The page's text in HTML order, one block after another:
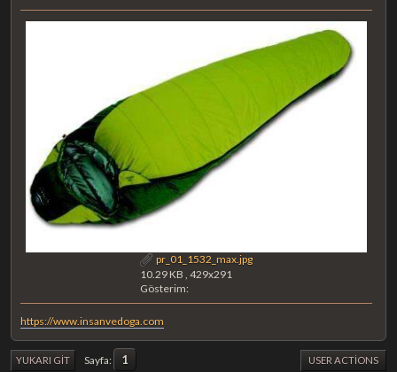
pr_01_1532_max.jpg
10.29 KB , 429x291
Gösterim:
https://www.insanvedoga.com
YUKARI GIT Sayfa 1 USER ACTIONS